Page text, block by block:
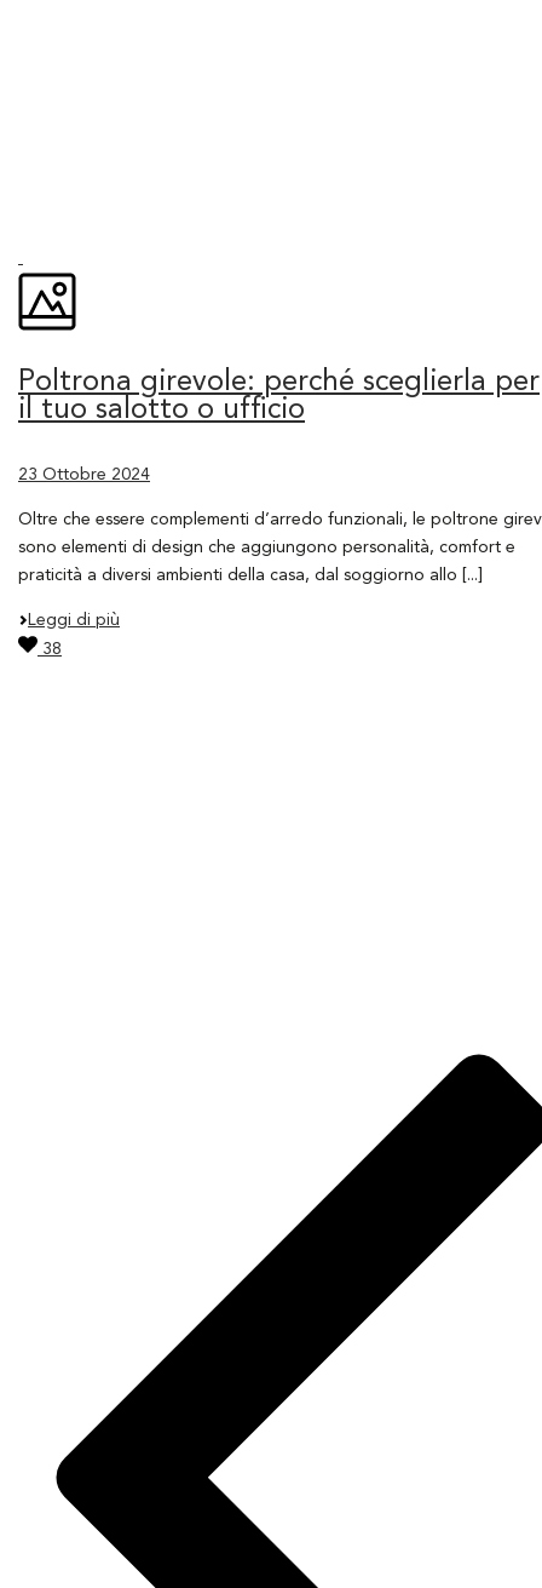
Poltrona girevole: perché sceglierla per
il tuo salotto o ufficio
23 Ottobre 2024
Oltre che essere complementi d’arredo funzionali, le poltrone
sono elementi di design che aggiungono personalità, comfort e
praticità a diversi ambienti della casa, dal soggiorno allo [...]
Leggi di più
38